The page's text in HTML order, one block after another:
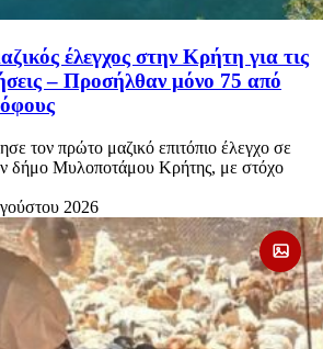
έλεγχος στην Κρήτη για τις
– Προσήλθαν μόνο 75 από
τον πρώτο μαζικό επιτόπιο έλεγχο σε
δήμο Μυλοποτάμου Κρήτης, με στόχο
2026